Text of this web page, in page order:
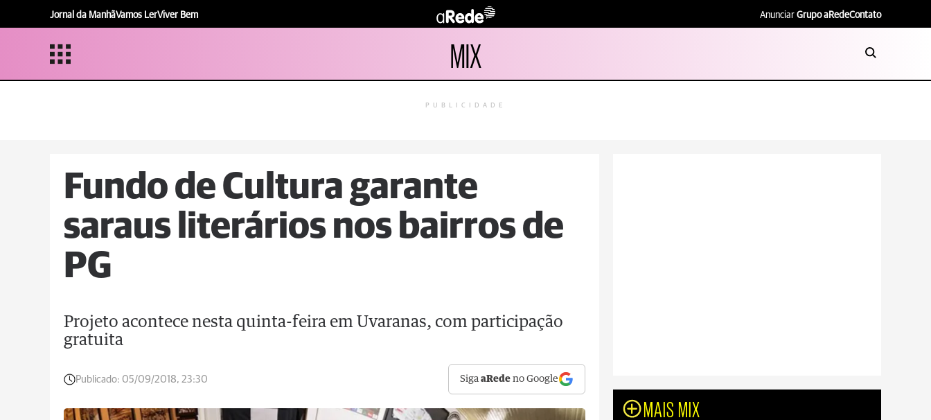
Jornal da ManhãVamos LerViver Bem Anunciar Grupo aRedeContato
MIX
PUBLICIDADE
Fundo de Cultura garante
saraus literários nos bairros de
PG
Projeto acontece nesta quinta-feira em Uvaranas, com participação
gratuita
Publicado: 05/09/2018, 23:30 SigaaRede no Google
MAIS MIX